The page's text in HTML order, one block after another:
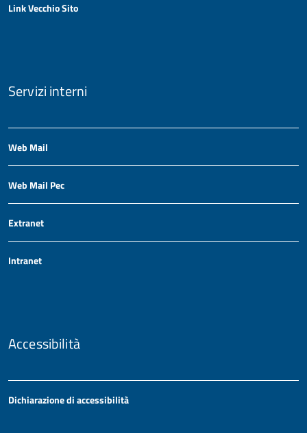
Link Vecchio Sito
Servizi interni
Web Mail
Web Mail Pec
Extranet
Intranet
Accessibilità
Dichiarazione di accessibilità